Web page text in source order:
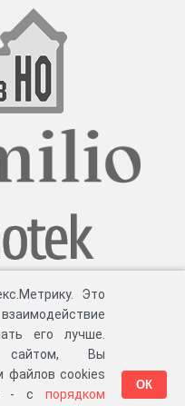
Это
его лучше.
сайтом, Вы
файлов cookies
- с порядком
ОК